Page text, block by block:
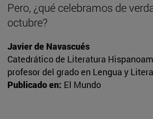
Pero, ¿qué celebramos de
octubre?
Javier de Navascués
Catedrático de Literatura
profesor del grado en Lengua y
Publicado en: El Mundo